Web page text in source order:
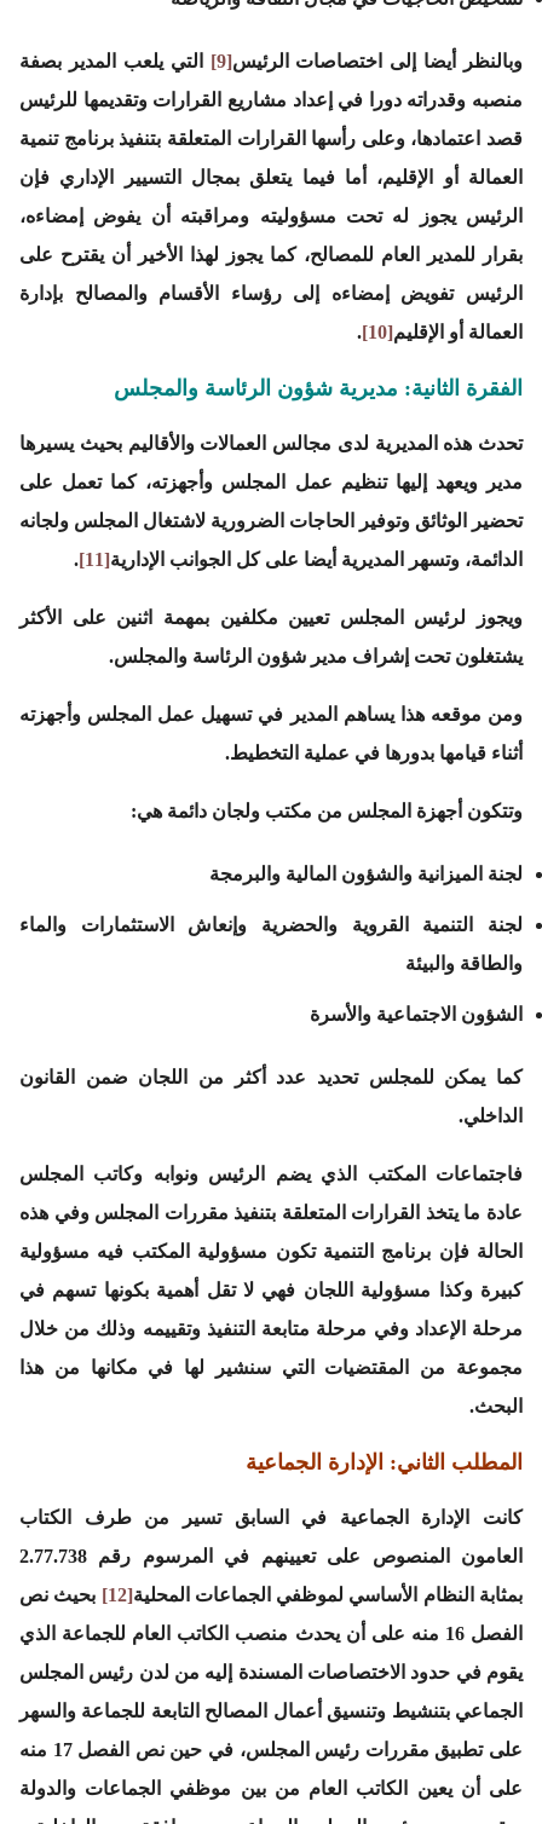
وبالنظر أيضا إلى اختصاصات الرئيس[9]
التي يلعب المدير بصفة
منصبه وقدراته دورا في إعداد مشاريع القرارات وتقديمها للرئيس
قصد اعتمادها، وعلى رأسها القرارات المتعلقة بتنفيذ برنامج تنمية
العمالة أو الإقليم، أما فيما يتعلق بمجال التسيير الإداري فإن
الرئيس يجوز له تحت مسؤوليته ومراقبته أن يفوض إمضاءه،
بقرار للمدير العام للمصالح، كما يجوز لهذا الأخير أن يقترح على
الرئيس تفويض إمضاءه إلى رؤساء الأقسام والمصالح بإدارة
العمالة أو الإقليم[10]
.
الفقرة الثانية: مديرية شؤون الرئاسة والمجلس
تحدث هذه المديرية لدى مجالس العمالات والأقاليم بحيث يسيرها
مدير ويعهد إليها تنظيم عمل المجلس وأجهزته، كما تعمل على
تحضير الوثائق وتوفير الحاجات الضرورية لاشتغال المجلس ولجانه
الدائمة، وتسهر المديرية أيضا على كل الجوانب الإدارية[11]
.
ويجوز لرئيس المجلس تعيين مكلفين بمهمة اثنين على الأكثر
يشتغلون تحت إشراف مدير شؤون الرئاسة والمجلس.
ومن موقعه هذا يساهم المدير في تسهيل عمل المجلس وأجهزته
أثناء قيامها بدورها في عملية التخطيط.
وتتكون أجهزة المجلس من مكتب ولجان دائمة هي:
لجنة الميزانية والشؤون المالية والبرمجة
لجنة التنمية القروية والحضرية وإنعاش الاستثمارات والماء
والطاقة والبيئة
الشؤون الاجتماعية والأسرة
كما يمكن للمجلس تحديد عدد أكثر من اللجان ضمن القانون
الداخلي.
فاجتماعات المكتب الذي يضم الرئيس ونوابه وكاتب المجلس
عادة ما يتخذ القرارات المتعلقة بتنفيذ مقررات المجلس وفي هذه
الحالة فإن برنامج التنمية تكون مسؤولية المكتب فيه مسؤولية
كبيرة وكذا مسؤولية اللجان فهي لا تقل أهمية بكونها تسهم في
مرحلة الإعداد وفي مرحلة متابعة التنفيذ وتقييمه وذلك من خلال
مجموعة من المقتضيات التي سنشير لها في مكانها من هذا
البحث.
المطلب الثاني: الإدارة الجماعية
كانت الإدارة الجماعية في السابق تسير من طرف الكتاب
العامون المنصوص على تعيينهم في المرسوم رقم 2.77.738
بمثابة النظام الأساسي لموظفي الجماعات المحلية[12]
بحيث نص
الفصل 16 منه على أن يحدث منصب الكاتب العام للجماعة الذي
يقوم في حدود الاختصاصات المسندة إليه من لدن رئيس المجلس
الجماعي بتنشيط وتنسيق أعمال المصالح التابعة للجماعة والسهر
على تطبيق مقررات رئيس المجلس، في حين نص الفصل 17 منه
على أن يعين الكاتب العام من بين موظفي الجماعات والدولة